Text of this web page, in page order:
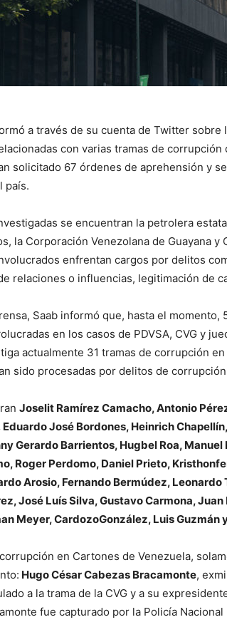
a través de su cuenta de Twitter sobre
con varias tramas de corrupción
solicitado 67 órdenes de aprehensión y
país.
se encuentran la petrolera
la Corporación Venezolana de Guayana y
enfrentan cargos por delitos
relaciones o influencias, legitimación de
Saab informó que, hasta el momento,
en los casos de PDVSA, CVG y
actualmente 31 tramas de corrupción
sido procesadas por delitos de
Joselit Ramírez Camacho, Antonio
José Bordones, Heinrich
Gerardo Barrientos, Hugbel Roa, Manuel
Roger Perdomo, Daniel Prieto,
Arosio, Fernando Bermúdez, Leonardo
José Luís Silva, Gustavo Carmona,
Meyer, CardozoGonzález, Luis Guzmán
en Cartones de Venezuela,
Hugo César Cabezas Bracamonte,
a la trama de la CVG y a su
fue capturado por la Policía